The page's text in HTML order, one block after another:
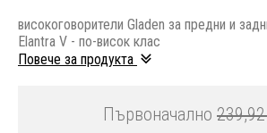
високоговорители Gladen за предни и
Elantra V - по-висок клас
Повече за продукта
Първоначално 239,92